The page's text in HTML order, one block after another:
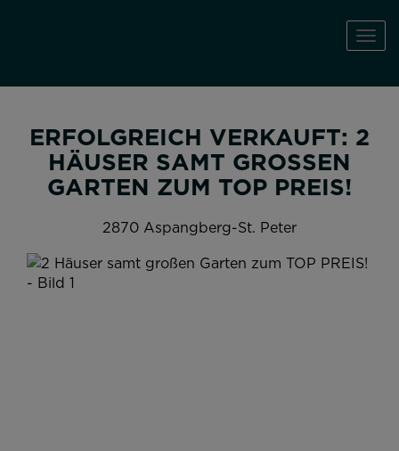
ERFOLGREICH VERKAUFT: 2
HÄUSER SAMT GROSSEN G
ARTEN ZUM TOP PREIS!
2870 Aspangberg-St. Peter